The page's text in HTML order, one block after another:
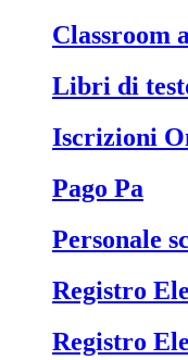
Classroom
Libri di
Iscrizioni
Pago Pa
Personale
Registro
Registro